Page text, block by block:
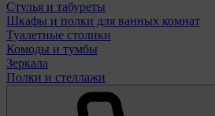
Стулья и табуреты
Шкафы и полки для ванных комнат
Туалетные столики
Комоды и тумбы
Зеркала
Полки и стеллажи